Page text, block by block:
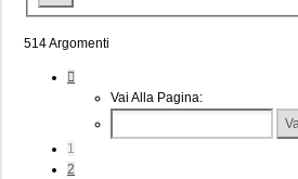
514 Argomenti
Vai Alla Pagina:
1
2